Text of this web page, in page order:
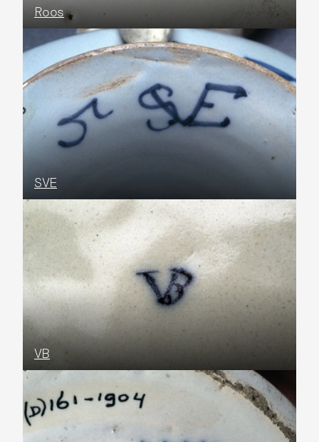
Roos
SVE
VB